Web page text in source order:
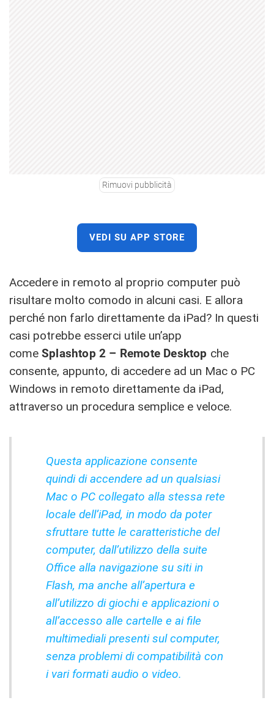
Rimuovi pubblicità
VEDI SU APP STORE
Accedere in remoto al proprio computer può
risultare molto comodo in alcuni casi. E allora
perché non farlo direttamente da iPad? In questi
casi potrebbe esserci utile un’app
come Splashtop 2 – Remote Desktop che
consente, appunto, di accedere ad un Mac o PC
Windows in remoto direttamente da iPad,
attraverso un procedura semplice e veloce.
Questa applicazione consente
quindi di accendere ad un qualsiasi
Mac o PC collegato alla stessa rete
locale dell’iPad, in modo da poter
sfruttare tutte le caratteristiche del
computer, dall’utilizzo della suite
Office alla navigazione su siti in
Flash, ma anche all’apertura e
all’utilizzo di giochi e applicazioni o
all’accesso alle cartelle e ai file
multimediali presenti sul computer,
senza problemi di compatibilità con
i vari formati audio o video.